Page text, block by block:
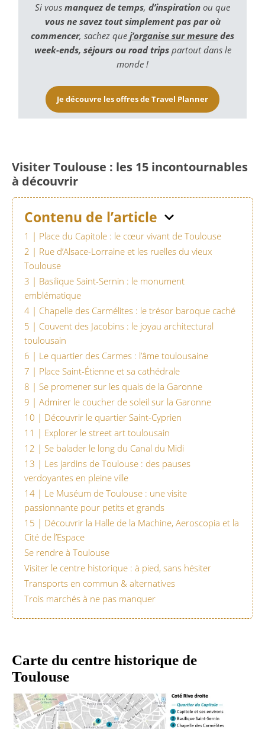
Si vous manquez de temps, d’inspiration ou que
vous ne savez tout simplement pas par où
commencer, sachez que j’organise sur mesure des
week-ends, séjours ou road tripspartout dans le
monde !
Je découvre les offres de Travel Planner
Visiter Toulouse : les 15 incontournables
à découvrir
Contenu de l’article
1 | Place du Capitole : le cœur vivant de Toulouse
2 | Rue d’Alsace-Lorraine et les ruelles du vieux
Toulouse
3 | Basilique Saint-Sernin : le monument
emblématique
4 | Chapelle des Carmélites : le trésor baroque caché
5 | Couvent des Jacobins : le joyau architectural
toulousain
6 | Le quartier des Carmes : l’âme toulousaine
7 | Place Saint-Étienne et sa cathédrale
8 | Se promener sur les quais de la Garonne
9 | Admirer le coucher de soleil sur la Garonne
10 | Découvrir le quartier Saint-Cyprien
11 | Explorer le street art toulousain
12 | Se balader le long du Canal du Midi
13 | Les jardins de Toulouse : des pauses
verdoyantes en pleine ville
14 | Le Muséum de Toulouse : une visite
passionnante pour petits et grands
15 | Découvrir la Halle de la Machine, Aeroscopia et la
Cité de l’Espace
Se rendre à Toulouse
Visiter le centre historique : à pied, sans hésiter
Transports en commun & alternatives
Trois marchés à ne pas manquer
Carte du centre historique de
Toulouse